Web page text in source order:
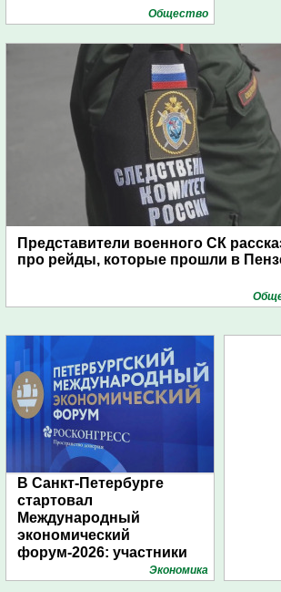
Общество
Представители военного СК
про рейды, которые прошли в
В Санкт-Петербурге
стартовал
Международный
экономический
форум-2026: участники
подготовили креативные
Экономика